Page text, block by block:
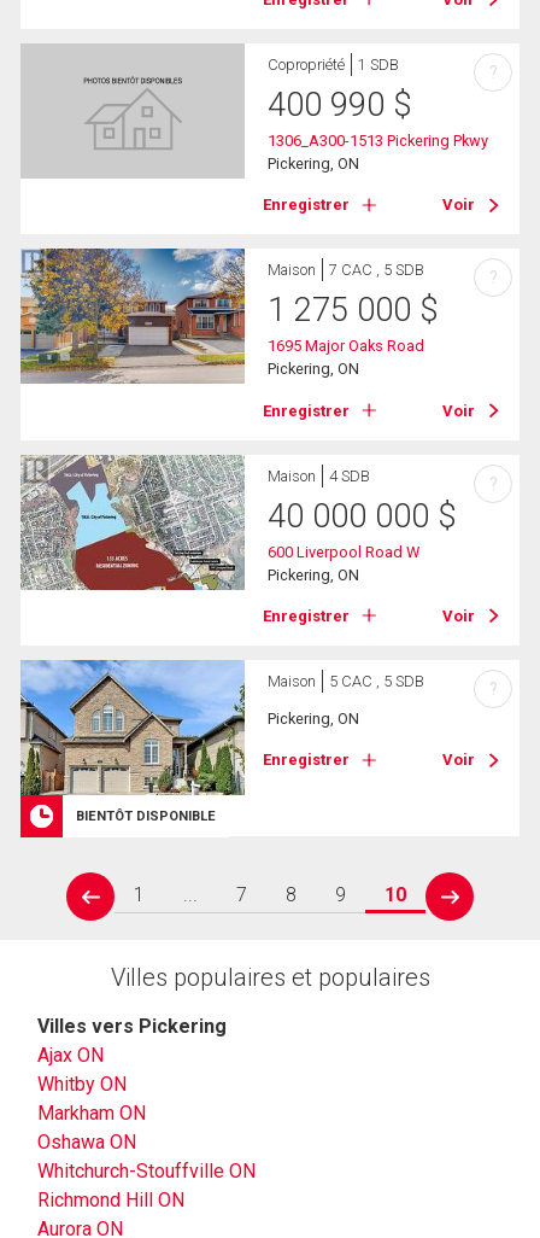
Copropriété 1 SDB
400 990 $
1306_A300-1513 Pickering Pkwy
Pickering, ON
Enregistrer Voir
?
Maison 7 CAC , 5 SDB
1 275 000 $
1695 Major Oaks Road
Pickering, ON
Enregistrer Voir
?
Maison 4 SDB
40 000 000 $
600 Liverpool Road W
Pickering, ON
Enregistrer Voir
?
BIENTÔT DISPONIBLE
Maison 5 CAC , 5 SDB
Pickering, ON
Enregistrer Voir
?
prev
1 7 8 9 10
next
Villes populaires et populaires
Villes vers Pickering
Ajax ON
Whitby ON
Markham ON
Oshawa ON
Whitchurch-Stouffville ON
Richmond Hill ON
Aurora ON